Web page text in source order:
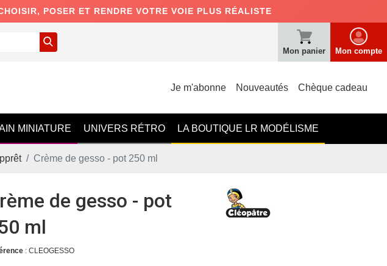
POSER ET RENDRE VOTRE VOIE PLUS RÉALISTE
Mon panier Mon compte
Je m'abonne Nouveautés Chèque cadeau
MINIATURE UNIVERS RÉTRO LA BOUTIQUE LR MODÉLISME
Crème de gesso - pot 250 ml
de gesso - pot
ml
: CLEOGESSO